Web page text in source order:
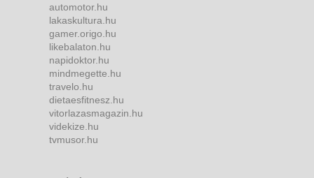
automotor.hu
lakaskultura.hu
gamer.origo.hu
likebalaton.hu
napidoktor.hu
mindmegette.hu
travelo.hu
dietaesfitnesz.hu
vitorlazasmagazin.hu
videkize.hu
tvmusor.hu